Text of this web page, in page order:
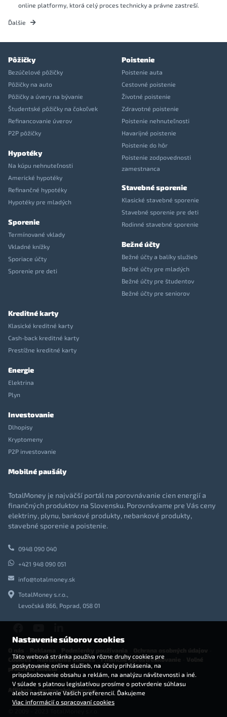
online platformy, ktorá celý proces technicky a právne zastreší.
Ďalšie
Pôžičky
Bezúčelové pôžičky
Pôžičky na auto
Pôžičky a úvery na bývanie
Študentské pôžičky na čokoľvek
Refinancovanie úverov
P2P pôžičky
Hypotéky
Na kúpu nehnuteľnosti
Americké hypotéky
Refinančné hypotéky
Hypotéky pre mladých
Sporenie
Termínované vklady
Vkladné knížky
Sporiace účty
Sporenie pre deti
Poistenie
Poistenie auta
Cestovné poistenie
Životné poistenie
Zdravotné poistenie
Poistenie nehnuteľnosti
Havarijné poistenie
Poistenie do hôr
Poistenie zodpovednosti
zamestnanca
Stavebné sporenie
Klasické stavebné sporenie
Stavebné sporenie pre deti
Rodinné stavebné sporenie
Bežné účty
Bežné účty a balíky služieb
Bežné účty pre mladých
Bežné účty pre študentov
Bežné účty pre seniorov
Kreditné karty
Klasické kreditné karty
Cash-back kreditné karty
Prestížne kreditné karty
Energie
Elektrina
Plyn
Investovanie
Dlhopisy
Kryptomeny
P2P investovanie
Mobilné paušály
TotalMoney je najväčší portál na porovnávanie cien energií a
finančných produktov na Slovensku. Porovnávame pre Vás ceny
elektriny, plynu, bankové produkty, nebankové produkty,
stavebné sporenie a poistenie.
0948 090 040
+421 948 090 051
info@totalmoney.sk
TotalMoney s.r.o.,
Levočská 866, Poprad, 058 01
Cookies-Nastavenia cookies -Finančné sprostredkovanie
pracovné miesta
Affiliate - partnerský program
Nastavenie súborov cookies
Táto webová stránka používa rôzne druhy cookies pre
poskytovanie online služieb, na účely prihlásenia, na
prispôsobovanie obsahu a reklám, na analýzu návštevnosti a iné.
V súlade s platnou legislatívou prosíme o potvrdenie súhlasu
alebo nastavenie Vašich preferencií. Ďakujeme
Viac informácií o spracovaní cookies